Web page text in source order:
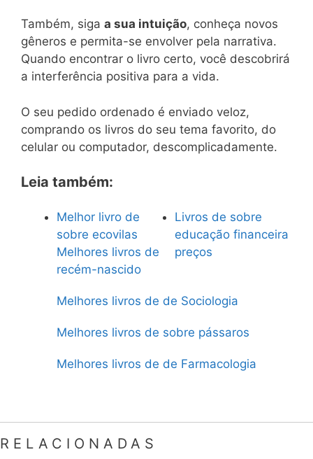
Também, siga a sua intuição, conheça novos
gêneros e permita-se envolver pela narrativa.
Quando encontrar o livro certo, você descobrirá
a interferência positiva para a vida.
O seu pedido ordenado é enviado veloz,
comprando os livros do seu tema favorito, do
celular ou computador, descomplicadamente.
Leia também:
Melhor livro de
sobre ecovilas
Livros de sobre
educação financeira
preços
Melhores livros de
recém-nascido
Melhores livros de de Sociologia
Melhores livros de sobre pássaros
Melhores livros de de Farmacologia
RELACIONADAS